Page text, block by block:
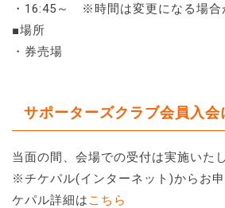
・16:45～ ※時間は変更になる場合
■場所
・券売場
サポーターズクラブ会員入会
当面の間、会場での受付は実施いた
※チケパル(インターネット)からお
ケパル詳細は こちら